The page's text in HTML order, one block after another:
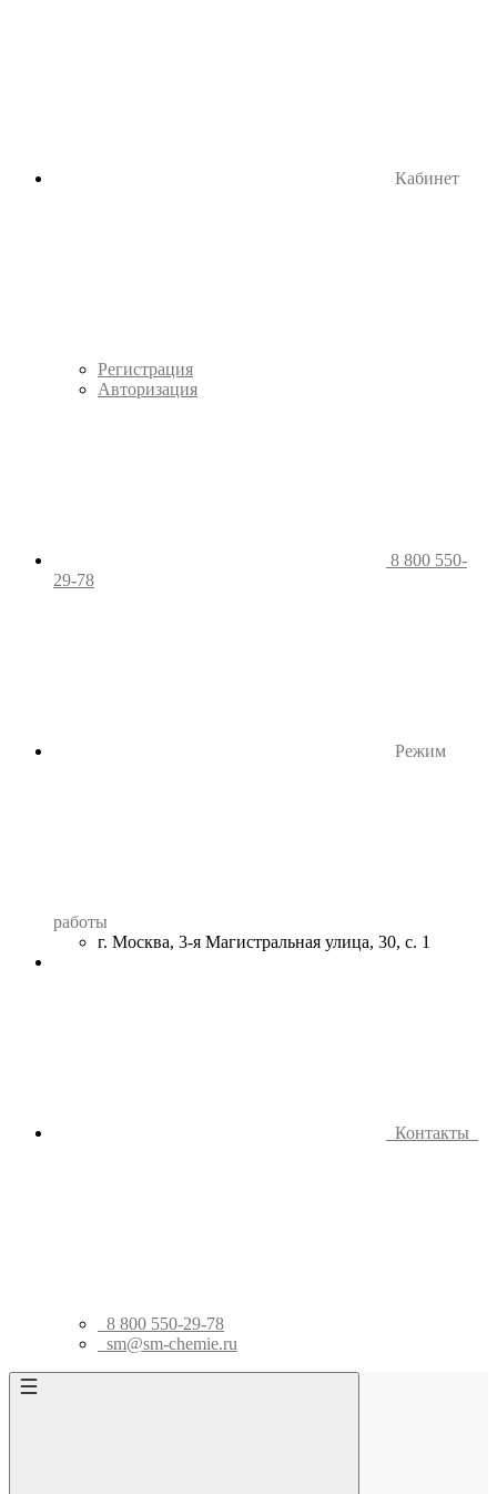
Кабинет
Регистрация
Авторизация
8 800 550-
29-78
Режим
работы
г. Москва, 3-я Магистральная улица, 30, с. 1
Контакты
8 800 550-29-78
sm@sm-chemie.ru